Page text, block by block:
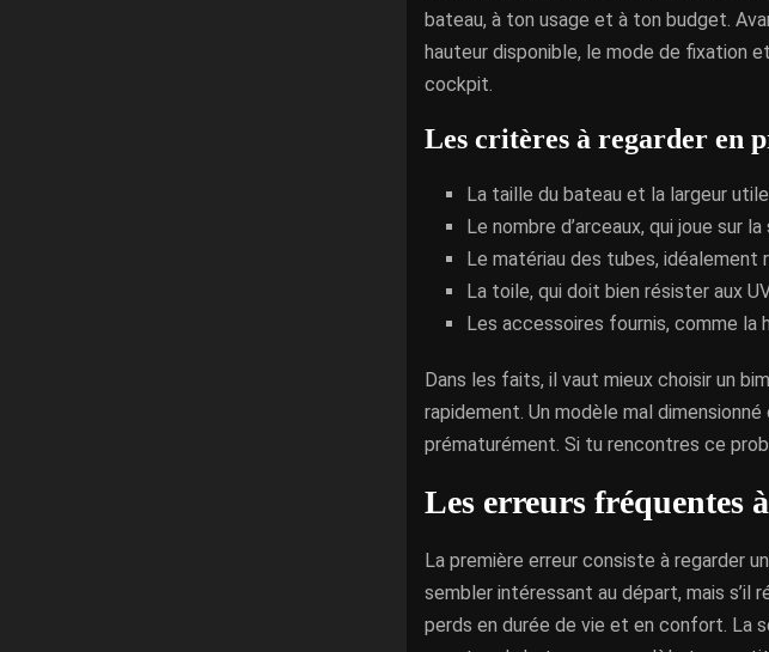
bateau, à ton usage et à ton budget.
hauteur disponible, le mode de fixation
cockpit.
Les critères à regarder en
La taille du bateau et la largeur
Le nombre d’arceaux, qui joue sur
Le matériau des tubes, idéalement
La toile, qui doit bien résister aux
Les accessoires fournis, comme la
Dans les faits, il vaut mieux choisir un
rapidement. Un modèle mal
prématurément. Si tu rencontres ce
Les erreurs fréquentes
La première erreur consiste à regarder
sembler intéressant au départ, mais s’il
perds en durée de vie et en confort. La